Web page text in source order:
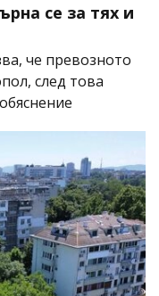
се за тях и
че превозното
след това